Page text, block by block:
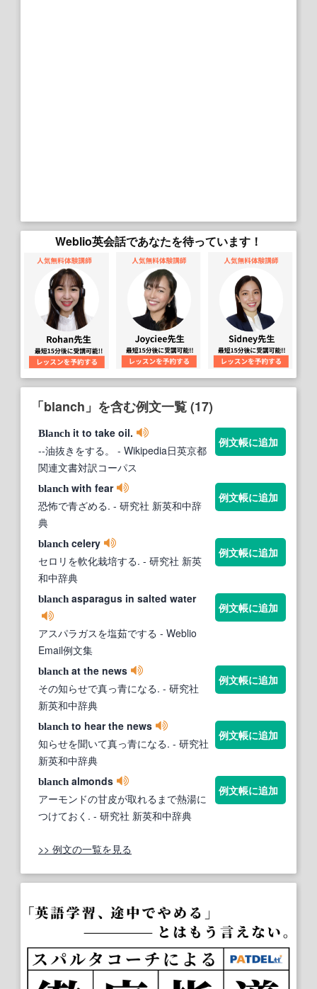
Weblio英会話であなたを待っています！
「blanch」を含む例文一覧 (17)
Blanch it to take oil.
--油抜きをする。
- Wikipedia日英京都
関連文書対訳コーパス
例文帳に追加
blanch with fear
恐怖で青ざめる. - 研究社 新英和中辞
典
例文帳に追加
blanch celery
セロリを軟化栽培する. - 研究社 新英
和中辞典
例文帳に追加
blanch asparagus in salted water
アスパラガスを塩茹でする - Weblio
Email例文集
例文帳に追加
blanch at the news
その知らせで真っ青になる. - 研究社
新英和中辞典
例文帳に追加
blanch to hear the news
知らせを聞いて真っ青になる. - 研究社
新英和中辞典
例文帳に追加
blanch almonds
アーモンドの甘皮が取れるまで熱湯に
つけておく. - 研究社 新英和中辞典
例文帳に追加
>> 例文の一覧を見る